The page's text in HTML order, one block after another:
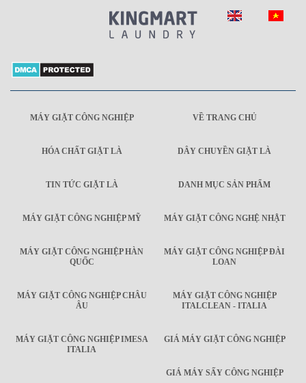
MÁY GIẶT CÔNG NGHIỆP VỀ TRANG CHỦ
HÓA CHẤT GIẶT LÀ DÂY CHUYỀN GIẶT LÀ
TIN TỨC GIẶT LÀ DANH MỤC SẢN PHẨM
MÁY GIẶT CÔNG NGHIỆP MỸ MÁY GIẶT CÔNG NGHỆ NHẬT
MÁY GIẶT CÔNG NGHIỆP HÀN
QUỐC
MÁY GIẶT CÔNG NGHIỆP ĐÀI
LOAN
MÁY GIẶT CÔNG NGHIỆP CHÂU
ÂU
MÁY GIẶT CÔNG NGHIỆP
ITALCLEAN - ITALIA
MÁY GIẶT CÔNG NGHIỆP IMESA
ITALIA
GIÁ MÁY GIẶT CÔNG NGHIỆP
GIÁ MÁY SẤY CÔNG NGHIỆP